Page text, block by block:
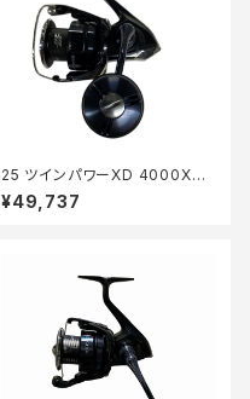
25 ツインパワーXD 4000XG
【中古品】
¥49,737